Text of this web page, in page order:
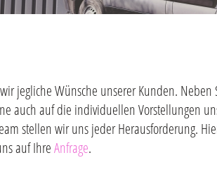
jegliche Wünsche unserer Kunden.
auch auf die individuellen Vorstellungen
stellen wir uns jeder Herausforderung.
auf IhreAnfrage.